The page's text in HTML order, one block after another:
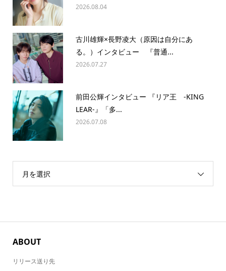
2026.08.04
古川雄輝×長野凌大（原因は自分にあ
る。）インタビュー 『普通...
2026.07.27
前田公輝インタビュー 『リア王 -KING
LEAR-』「多...
2026.07.08
月を選択
ABOUT
リリース送り先